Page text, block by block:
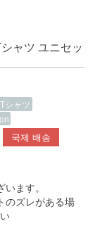
ャツ ユニセッ
シャツ
국제 배송
ます。
のズレがある場